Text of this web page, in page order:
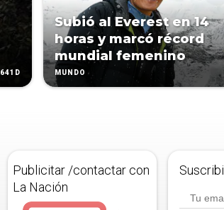
641D
Subió al Everest en 14
horas y marcó récord
mundial femenino
MUNDO
Publicitar /contactar con
La Nación